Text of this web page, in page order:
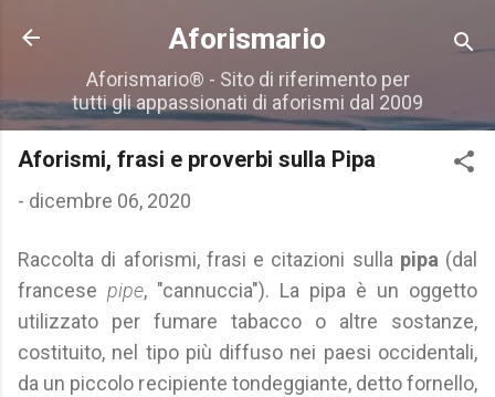
Passa ai contenuti principali
Aforismario
Aforismario® - Sito di riferimento per
tutti gli appassionati di aforismi dal 2009
Aforismi, frasi e proverbi sulla Pipa
- dicembre 06, 2020
Raccolta di aforismi, frasi e citazioni sulla pipa (dal
francese pipe, "cannuccia"). La pipa è un oggetto
utilizzato per fumare tabacco o altre sostanze,
costituito, nel tipo più diffuso nei paesi occidentali,
da un piccolo recipiente tondeggiante, detto fornello,